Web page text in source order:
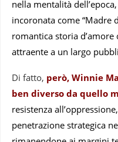
nella mentalità
incoronata come “Madre
romantica storia d’amore
attraente a un largo
Di fatto, però, Winnie
ben diverso da quello
resistenza
penetrazione strategica